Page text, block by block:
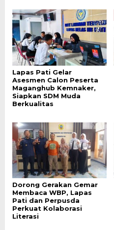
Lapas Pati Gelar
Asesmen Calon Peserta
Maganghub Kemnaker,
Siapkan SDM Muda
Berkualitas
Dorong Gerakan Gemar
Membaca WBP, Lapas
Pati dan Perpusda
Perkuat Kolaborasi
Literasi